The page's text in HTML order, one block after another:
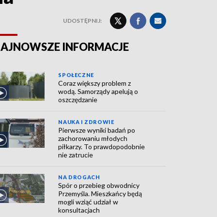
UDOSTĘPNIJ:
INFORMACJE
SPOŁECZNE
Coraz większy problem z
wodą. Samorządy apelują o
oszczędzanie
NAUKA I ZDROWIE
Pierwsze wyniki badań po
zachorowaniu młodych
piłkarzy. To prawdopodobnie
nie zatrucie
NA DROGACH
Spór o przebieg obwodnicy
Przemyśla. Mieszkańcy będą
mogli wziąć udział w
konsultacjach